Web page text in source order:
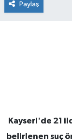
Paylaş
Kayseri'de 21
belirlenen suç